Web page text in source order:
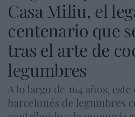
Casa Miliu, el
centenario que
tras el arte de
legumbres
A lo largo de 164 años,
barcelonés de legumbres